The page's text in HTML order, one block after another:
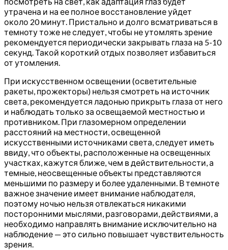
утрачена и на ее полное восстановление уйдет
около 20 минут. Пристально и долго всматриваться в
темноту тоже не следует, чтобы не утомлять зрение
рекомендуется периодически закрывать глаза на 5-10
секунд. Такой короткий отдых позволяет избавиться
от утомления.
При искусственном освещении (осветительные
ракеты, прожекторы) нельзя смотреть на источник
света, рекомендуется ладонью прикрыть глаза от него
и наблюдать только за освещаемой местностью и
противником. При глазомерном определении
расстояний на местности, освещенной
искусственными источниками света, следует иметь
ввиду, что объекты, расположенные на освещенных
участках, кажутся ближе, чем в действительности, а
темные, неосвещенные объекты представляются
меньшими по размеру и более удаленными. В темноте
важное значение имеет внимание наблюдателя,
поэтому ночью нельзя отвлекаться никакими
посторонними мыслями, разговорами, действиями, а
необходимо направлять внимание исключительно на
наблюдение — это сильно повышает чувствительность
зрения.